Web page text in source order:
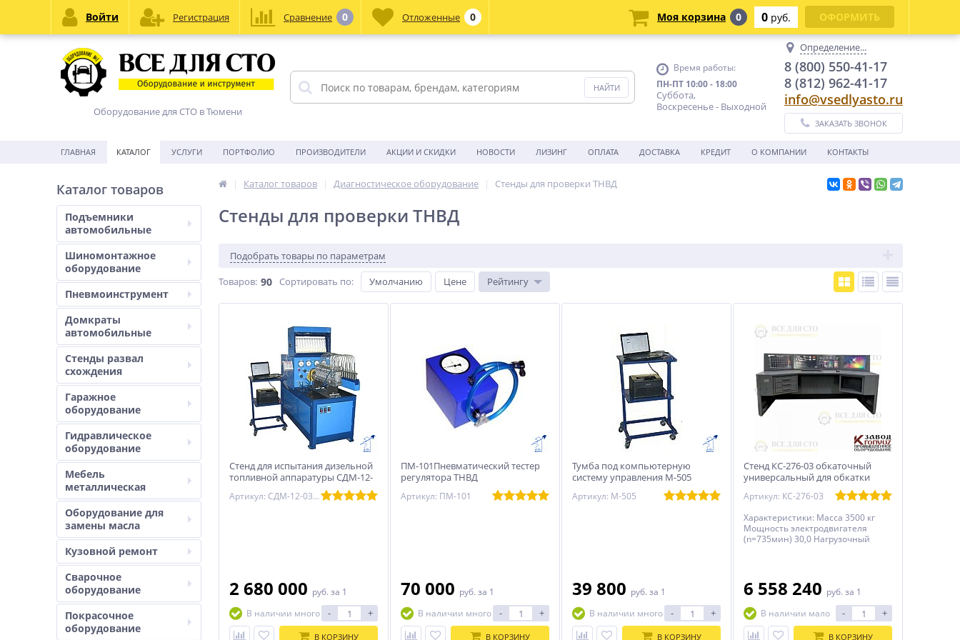
Оборудование для СТО в Тюмени
Время работы:
ПН-ПТ 10:00 - 18:00
Суббота,
Воскресенье - Выходной
Определение...
8 (800) 550-41-17
8 (812) 962-41-17
info@vsedlyasto.ru
ЗАКАЗАТЬ ЗВОНОК
ГЛАВНАЯ КАТАЛОГ УСЛУГИ ПОРТФОЛИО ПРОИЗВОДИТЕЛИ АКЦИИ И СКИДКИ НОВОСТИ ЛИЗИНГ ОПЛАТА ДОСТАВКА КРЕДИТ О КОМПАНИИ КОНТАКТЫ
Каталог товаров
Подъемники
автомобильные
Шиномонтажное
оборудование
Пневмоинструмент
Домкраты
автомобильные
Стенды развал
схождения
Гаражное
оборудование
Гидравлическое
оборудование
Мебель
металлическая
Оборудование для
замены масла
Кузовной ремонт
Сварочное
оборудование
Покрасочное
оборудование
Каталог товаров Диагностическое оборудование Стенды для проверки ТНВД
Стенды для проверки ТНВД
Подобрать товары по параметрам
Товаров: 90 Сортировать по: Умолчанию Цене Рейтингу
Стенд для испытания дизельной
топливной аппаратуры СДМ-12-
03-22 (с функцией регулировки
насосов ЕВРО-3)
Артикул: СДМ-12-03-22
2 680 000 руб. за 1
В наличии много
- +
В КОРЗИНУ
ПМ-101Пневматический тестер
регулятора ТНВД
Артикул: ПМ-101
70 000 руб. за 1
В наличии много
- +
В КОРЗИНУ
Тумба под компьютерную
систему управления М-505
Артикул: М-505
39 800 руб. за 1
В наличии много
- +
В КОРЗИНУ
Стенд КС-276-03 обкаточный
универсальный для обкатки
Артикул: КС-276-03
Характеристики: Масса 3500 кг
Мощность электродвигателя
(n=735мин) 30,0 Нагрузочный
6 558 240 руб. за 1
В наличии мало
- +
В КОРЗИНУ
Войти Регистрация Сравнение 0 Отложенные 0 Моя корзина 0 0 руб. ОФОРМИТЬ